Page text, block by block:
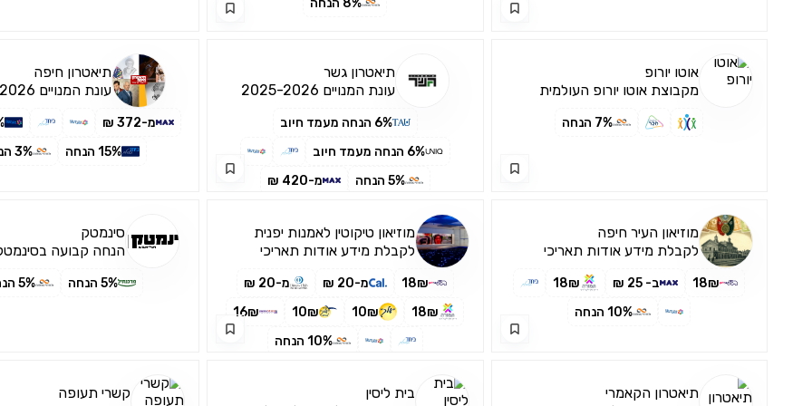
אוטו יורופ
מקבוצת אוטו יורופ העולמית
7% הנחה
תיאטרון גשר
עונת המנויים 2025-2026
6% הנחה מעמד חיוב
6% הנחה מעמד חיוב
5% הנחה
מ-420 ₪
תיאטרון חיפה
עונת המנויים 2025-2026
מ-372 ₪
15% הנחה
3% הנחה
מוזיאון העיר חיפה
לקבלת מידע אודות תאריכי
18₪ ב- 25 ₪
18₪
10% הנחה
מוזיאון טיקוטין לאמנות יפנית
לקבלת מידע אודות תאריכי
18₪ מ-20 ₪
מ-20 ₪
18₪
10₪
10₪
16₪
10% הנחה
סינמטק
הנחה קבועה
5% הנחה 5% הנחה
תיאטרון הקאמרי
בית ליסין
קשרי תעופה